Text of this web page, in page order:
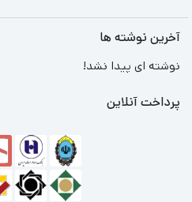
آخرین نوشته ها
نوشته ای پیدا نشد!
پرداخت آنلاین